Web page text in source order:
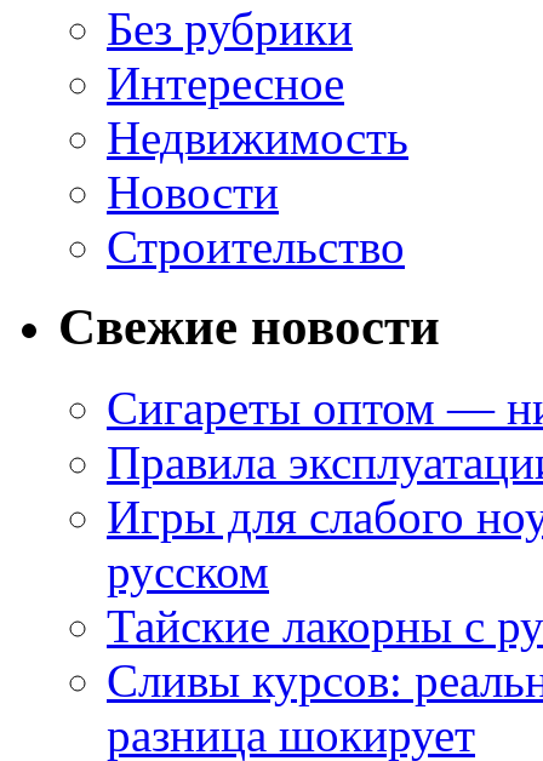
Без рубрики
Интересное
Недвижимость
Новости
Строительство
Свежие новости
Сигареты оптом —
Правила
Игры для слабого
русском
Тайские лакорны с
Сливы курсов:
разница шокирует